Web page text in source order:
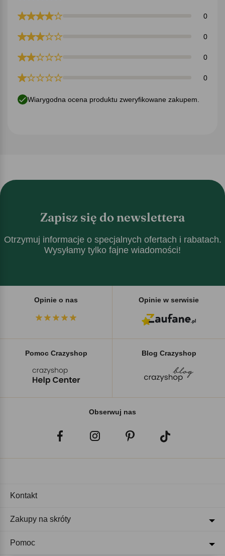
0
0
0
0
Wiarygodna ocena produktu zweryfikowane zakupem.
Zapisz się do newslettera
Otrzymuj informacje o specjalnych ofertach i rabatach.
Wysyłamy tylko fajne wiadomości!
Opinie o nas Opinie w serwisie
Pomoc Crazyshop Blog Crazyshop
Obserwuj nas
Kontakt
Zakupy na skróty
Pomoc